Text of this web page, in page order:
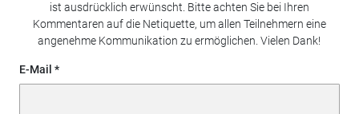
ist ausdrücklich erwünscht. Bitte achten Sie bei Ihren
Kommentaren auf die Netiquette, um allen Teilnehmern eine
angenehme Kommunikation zu ermöglichen. Vielen Dank!
E-Mail